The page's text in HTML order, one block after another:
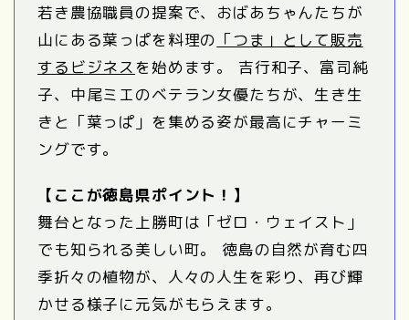
若き農協職員の提案で、おばあちゃんたちが
山にある葉っぱを料理の 「つま」として販売
するビジネスを始めます。 吉行和子、富司純
子、中尾ミエのベテラン女優たちが、生き生
きと「葉っぱ」を集める姿が最高にチャーミ
ングです。
【ここが徳島県ポイント！】
舞台となった上勝町は「ゼロ・ウェイスト」
でも知られる美しい町。 徳島の自然が育む四
季折々の植物が、人々の人生を彩り、再び輝
かせる様子に元気がもらえます。